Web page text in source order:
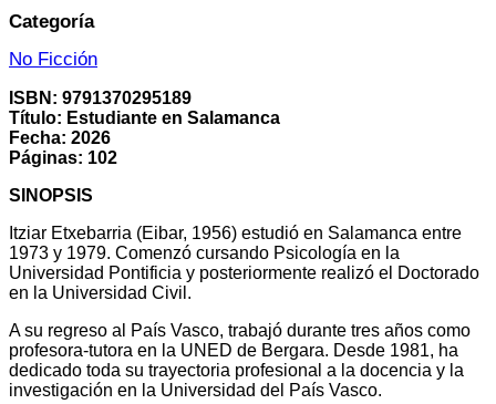
Categoría
No Ficción
ISBN: 9791370295189
Título: Estudiante en Salamanca
Fecha: 2026
Páginas: 102
SINOPSIS
Itziar Etxebarria (Eibar, 1956) estudió en Salamanca entre
1973 y 1979. Comenzó cursando Psicología en la
Universidad Pontificia y posteriormente realizó el Doctorado
en la Universidad Civil.
A su regreso al País Vasco, trabajó durante tres años como
profesora-tutora en la UNED de Bergara. Desde 1981, ha
dedicado toda su trayectoria profesional a la docencia y la
investigación en la Universidad del País Vasco.